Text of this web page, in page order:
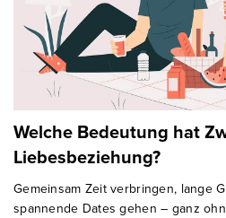
Welche Bedeutung hat
Liebesbeziehung?
Gemeinsam Zeit verbringen, lange
spannende Dates gehen – ganz